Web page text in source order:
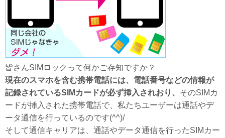
皆さんSIMロックって何かご存知ですか？
現在のスマホを含む携帯電話には、電話番号などの情報が
記録されているSIMカードが必ず挿入されおり、 そのSIMカ
ードが挿入された携帯電話で、私たちユーザーは通話やデ
ータ通信を行っているのです(^^)/
そして通信キャリアは、通話やデータ通信を行ったSIMカー